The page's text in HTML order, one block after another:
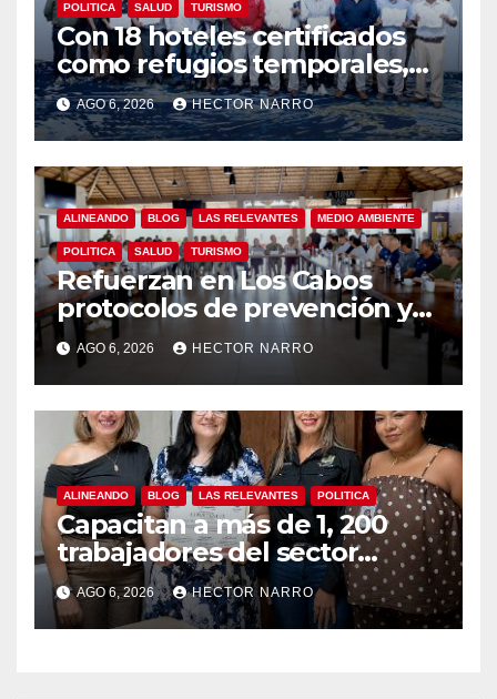
POLITICA SALUD TURISMO
Con 18 hoteles certificados
como refugios temporales,
Gobierno de Los Cabos
refuerza la prevención y
garantiza un destino seguro
AGO 6, 2026 HECTOR NARRO
ALINEANDO BLOG LAS RELEVANTES MEDIO AMBIENTE
POLITICA SALUD TURISMO
Refuerzan en Los Cabos
protocolos de prevención y
rescate en playas ante oleaje
y temporada de ciclones
AGO 6, 2026 HECTOR NARRO
ALINEANDO BLOG LAS RELEVANTES POLITICA
Capacitan a más de 1, 200
trabajadores del sector
hotelero en derechos
humanos y respeto laboral
en Los Cabos
AGO 6, 2026 HECTOR NARRO